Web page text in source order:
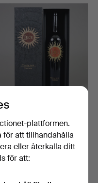
- 2021 LUCE, Tenuta
Luce, Italien.
20 aug 2025
bud
USD
plattformen.
för att tillhandahålla
eller återkalla ditt
för att: